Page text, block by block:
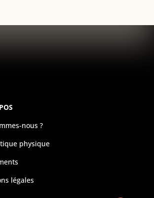
nous ?
physique
légales